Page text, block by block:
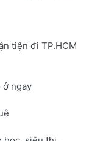
tiện đi TP.HCM
ở ngay